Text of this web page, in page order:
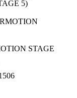
5)
STAGE